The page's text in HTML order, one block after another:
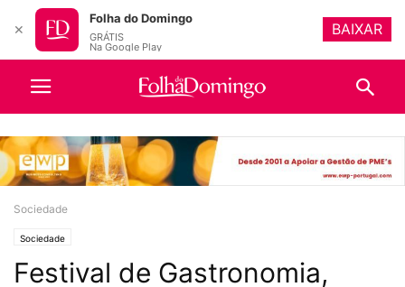
Sociedade
Sociedade
Festival de Gastronomia,
✕
Folha do Domingo
GRÁTIS
Na Google Play
BAIXAR